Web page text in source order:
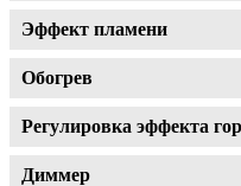
Эффект пламени
Обогрев
Регулировка эффекта
Диммер